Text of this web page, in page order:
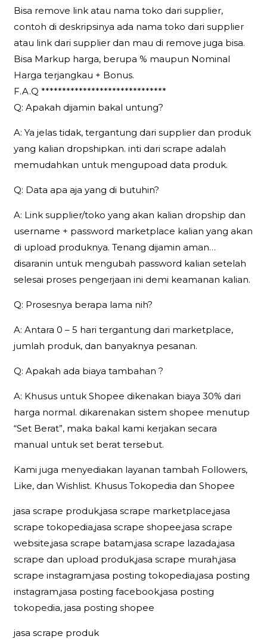
Bisa remove link atau nama toko dari supplier,
contoh di deskripsinya ada nama toko dari supplier
atau link dari supplier dan mau di remove juga bisa.
Bisa Markup harga, berupa % maupun Nominal
Harga terjangkau + Bonus.
F.A.Q ******************************
Q: Apakah dijamin bakal untung?
A: Ya jelas tidak, tergantung dari supplier dan produk
yang kalian dropshipkan. inti dari scrape adalah
memudahkan untuk mengupoad data produk.
Q: Data apa aja yang di butuhin?
A: Link supplier/toko yang akan kalian dropship dan
username + password marketplace kalian yang akan
di upload produknya. Tenang dijamin aman…
disaranin untuk mengubah password kalian setelah
selesai proses pengerjaan ini demi keamanan kalian.
Q: Prosesnya berapa lama nih?
A: Antara 0 – 5 hari tergantung dari marketplace,
jumlah produk, dan banyaknya pesanan.
Q: Apakah ada biaya tambahan ?
A: Khusus untuk Shopee dikenakan biaya 30% dari
harga normal. dikarenakan sistem shopee menutup
“Set Berat”, maka bakal kami kerjakan secara
manual untuk set berat tersebut.
Kami juga menyediakan layanan tambah Followers,
Like, dan Wishlist. Khusus Tokopedia dan Shopee
jasa scrape produk,jasa scrape marketplace,jasa
scrape tokopedia,jasa scrape shopee,jasa scrape
website,jasa scrape batam,jasa scrape lazada,jasa
scrape dan upload produk,jasa scrape murah,jasa
scrape instagram,jasa posting tokopedia,jasa posting
instagram,jasa posting facebook,jasa posting
tokopedia, jasa posting shopee
jasa scrape produk